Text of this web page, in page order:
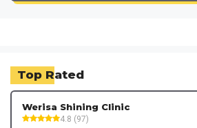
Top Rated
Werisa Shining Clinic
4.8 (97)